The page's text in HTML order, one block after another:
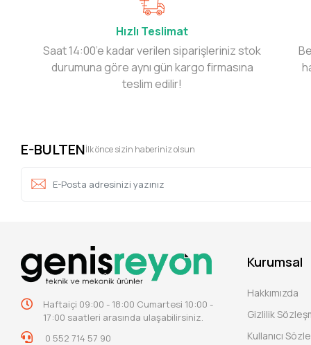
Hızlı Teslimat
Saat 14:00’e kadar verilen siparişleriniz stok
durumuna göre aynı gün kargo firmasına
teslim edilir!
E-BULTENİlk önce sizin haberiniz olsun
Haftaiçi 09:00 - 18:00 Cumartesi 10:00 -
17:00 saatleri arasında ulaşabilirsiniz.
0 552 714 57 90
Kurumsal
Hakkımızda
Gizlilik
Kullanıcı